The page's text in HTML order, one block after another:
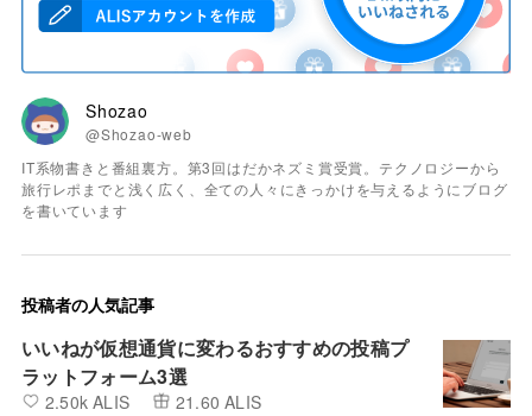
Shozao
@Shozao-web
IT系物書きと番組裏方。第3回はだかネズミ賞受賞。テクノロジーから
旅行レポまでと浅く広く、全ての人々にきっかけを与えるようにブログ
を書いています
投稿者の人気記事
いいねが仮想通貨に変わるおすすめの投稿プ
ラットフォーム3選
2.50k ALIS 21.60 ALIS